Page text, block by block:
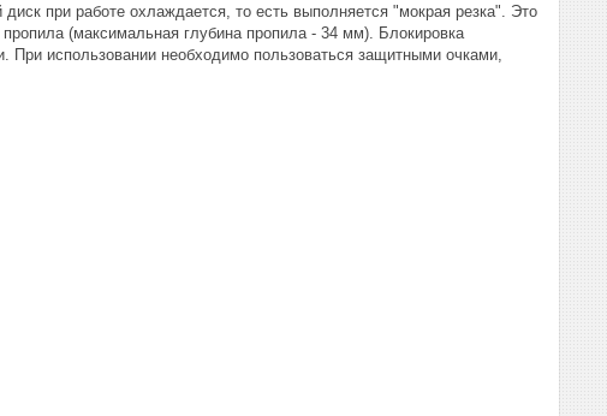
при работе охлаждается, то есть выполняется "мокрая резка". Это
(максимальная глубина пропила - 34 мм). Блокировка
использовании необходимо пользоваться защитными очками,